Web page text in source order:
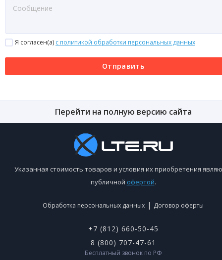
Я согласен(a) с политикой обработки персональных данных
Отправить
Перейти на полную версию сайта
Указанная стоимость товаров и условия их приобретения
публичной офертой.
Обработка персональных данных | Договор оферты
+7 (812) 660-50-45
8 (800) 707-47-61
Бесплатный звонок по РФ